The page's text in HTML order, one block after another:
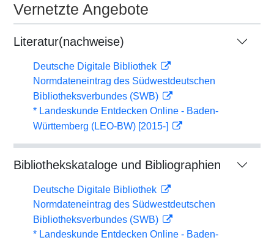
Vernetzte Angebote
Literatur(nachweise)
Deutsche Digitale Bibliothek
Normdateneintrag des Südwestdeutschen
Bibliotheksverbundes (SWB)
* Landeskunde Entdecken Online - Baden-
Württemberg (LEO-BW) [2015-]
Bibliothekskataloge und Bibliographien
Deutsche Digitale Bibliothek
Normdateneintrag des Südwestdeutschen
Bibliotheksverbundes (SWB)
* Landeskunde Entdecken Online - Baden-